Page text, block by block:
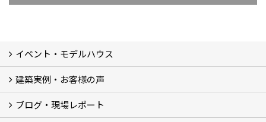
イベント・モデルハウス
イベント
モデルハウス見学
建築実例・お客様の声
建築実例
お客様の声
ブログ・現場レポート